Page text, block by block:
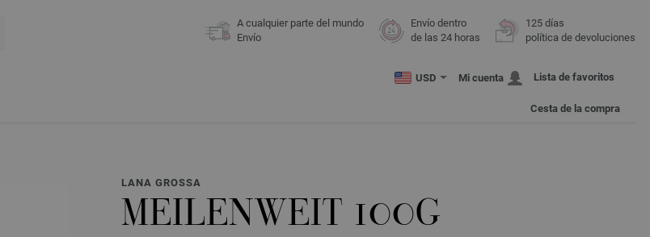
A cualquier parte del mundo
Envío
Envío dentro
de las 24 horas
125 días
política de devoluciones
USD Mi cuenta Lista de favoritos
Cesta de la compra
LANA GROSSA
MEILENWEIT 100G